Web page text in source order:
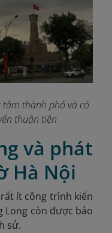
tâm thành phố và có
thuận tiện
và phát
Hà Nội
ít công trình kiến
Long còn được bảo
sử.